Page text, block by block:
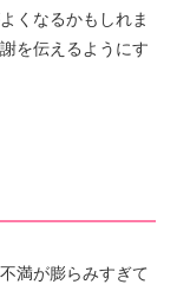
くなるかもしれま
を伝えるようにす
満が膨らみすぎて